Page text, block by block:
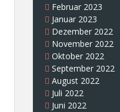
Februar 2023
Januar 2023
Dezember 2022
November 2022
Oktober 2022
September 2022
August 2022
Juli 2022
Juni 2022